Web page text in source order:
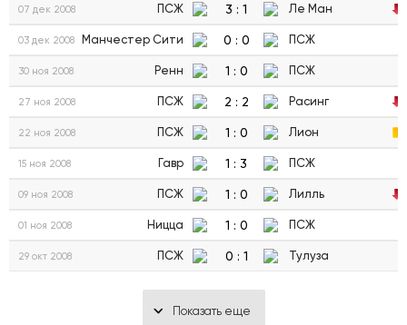
07 дек 2008 ПСЖ 3 : 1 Ле Ман
03 дек 2008 Манчестер Сити 0 : 0 ПСЖ
30 ноя 2008 Ренн 1 : 0 ПСЖ
27 ноя 2008 ПСЖ 2 : 2 Расинг
22 ноя 2008 ПСЖ 1 : 0 Лион
15 ноя 2008 Гавр 1 : 3 ПСЖ
09 ноя 2008 ПСЖ 1 : 0 Лилль
01 ноя 2008 Ницца 1 : 0 ПСЖ
29 окт 2008 ПСЖ 0 : 1 Тулуза
Показать еще